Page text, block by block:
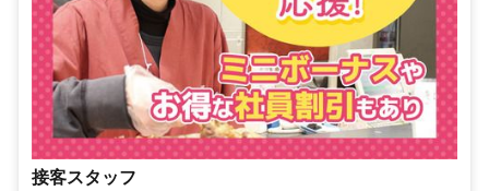
接客スタッフ